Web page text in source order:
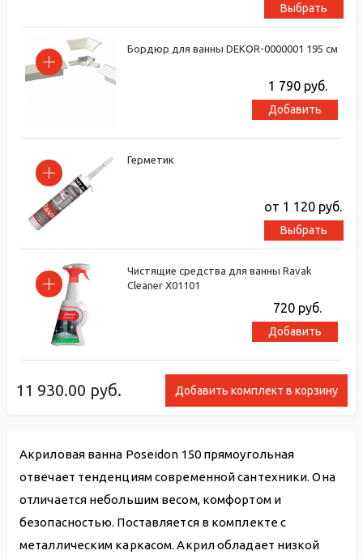
11 930.00 руб. Добавить комплект в корзину
Выбрать
Бордюр для ванны DEKOR-0000001 195 см
1 790руб.
Добавить
Герметик
от 1 120 руб.
Выбрать
Чистящие средства для ванны Ravak
Cleaner X01101
720 руб.
Добавить
Акриловая ванна Poseidon 150 прямоугольная
отвечает тенденциям современной сантехники. Она
отличается небольшим весом, комфортом и
безопасностью. Поставляется в комплекте с
металлическим каркасом. Акрил обладает низкой